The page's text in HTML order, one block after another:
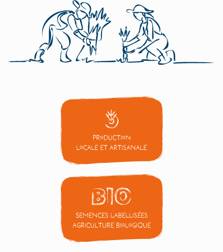
Production
locale et artisanale
Semences labellisées
Agriculture Biologique